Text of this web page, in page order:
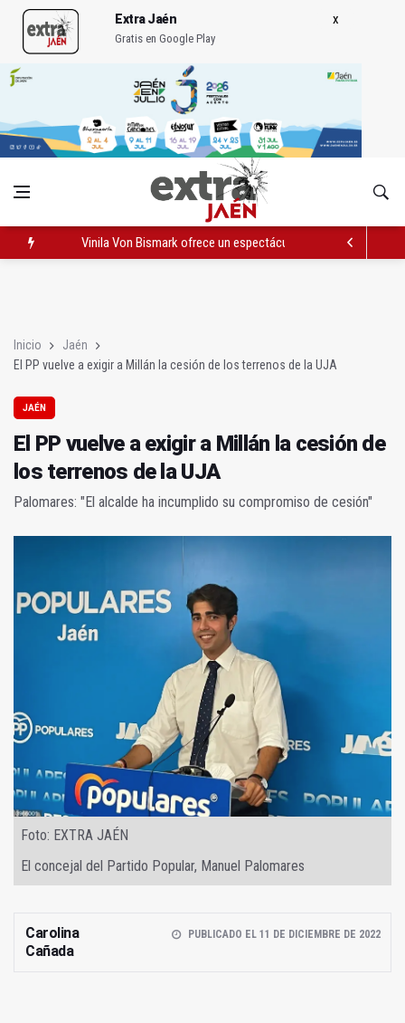
Extra Jaén
Gratis en Google Play
Vinila Von Bismark ofrece un espectáculo "rompedor" en el
Inicio
Jaén
El PP vuelve a exigir a Millán la cesión de los terrenos de la UJA
JAÉN
El PP vuelve a exigir a Millán la cesión de
los terrenos de la UJA
Palomares: "El alcalde ha incumplido su compromiso de cesión"
Foto: EXTRA JAÉN
El concejal del Partido Popular, Manuel Palomares
Carolina
Cañada
PUBLICADO EL 11 DE DICIEMBRE DE 2022